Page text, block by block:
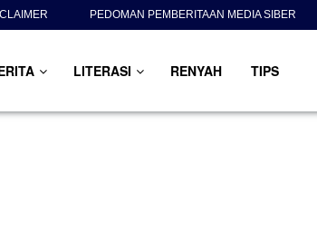
PEDOMAN PEMBERITAAN MEDIA SIBER
LITERASI RENYAH TIPS